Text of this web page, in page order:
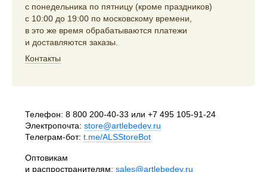
с понедельника по пятницу (кроме праздников)
с 10:00 до 19:00 по московскому времени,
в это же время обрабатываются платежи
и доставляются заказы.
Контакты
Телефон: 8 800 200-40-33 или +7 495 105-91-24
Электропочта: store@artlebedev.ru
Телеграм-бот: t.me/ALSStoreBot
Оптовикам
и распространителям: sales@artlebedev.ru